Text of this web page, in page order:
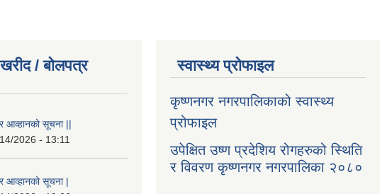
/ बोलपत्र
आव्हानको सूचना ||
2026 - 13:11
आव्हानको सूचना |
स्वास्थ्य प्रोफाइल
कृष्णनगर नगरपालिकाको स्वास्थ्य
प्रोफाइल
उपेक्षित उष्ण प्रदेशिय रोगहरुको स्थिति
र विवरण कृष्णनगर नगरपालिका २०८०